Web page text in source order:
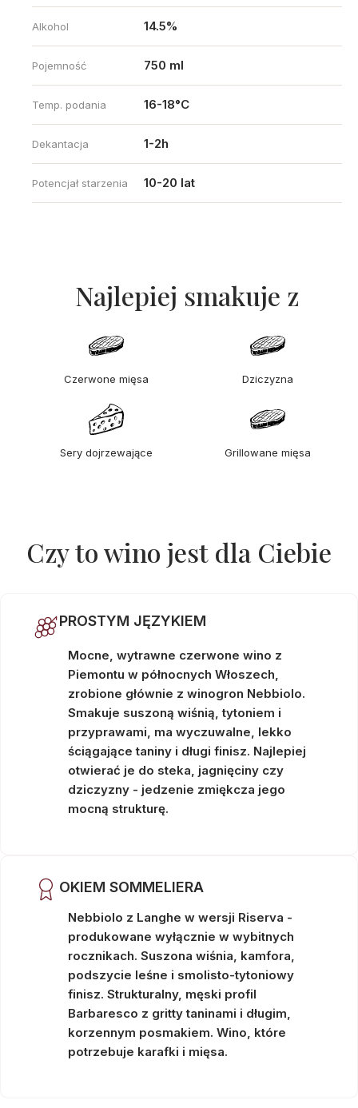
Alkohol 14.5%
Pojemność 750 ml
Temp. podania 16-18°C
Dekantacja 1-2h
Potencjał starzenia 10-20 lat
Najlepiej smakuje z
Czerwone mięsa Dziczyzna
Sery dojrzewające Grillowane mięsa
Czy to wino jest dla Ciebie
PROSTYM JĘZYKIEM
Mocne, wytrawne czerwone wino z
Piemontu w północnych Włoszech,
zrobione głównie z winogron Nebbiolo.
Smakuje suszoną wiśnią, tytoniem i
przyprawami, ma wyczuwalne, lekko
ściągające taniny i długi finisz. Najlepiej
otwierać je do steka, jagnięciny czy
dziczyzny - jedzenie zmiękcza jego
mocną strukturę.
OKIEM SOMMELIERA
Nebbiolo z Langhe w wersji Riserva -
produkowane wyłącznie w wybitnych
rocznikach. Suszona wiśnia, kamfora,
podszycie leśne i smolisto-tytoniowy
finisz. Strukturalny, męski profil
Barbaresco z gritty taninami i długim,
korzennym posmakiem. Wino, które
potrzebuje karafki i mięsa.